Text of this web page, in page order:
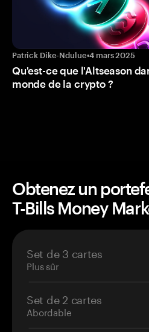
Patrick Dike-Ndulue•4 mars 2025
Qu'est-ce que l'Altseason
monde de la crypto ?
Obtenez un
T-Bills Money
Set de 3 cartes
Plus sûr
Set de 2 cartes
Abordable